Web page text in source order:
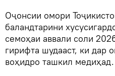
Оҷонсии омори
баландтарини
семоҳаи аввали соли
гирифта шудааст, ки дар
воҳидро ташкил медиҳад.